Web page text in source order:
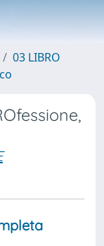
03 LIBRO